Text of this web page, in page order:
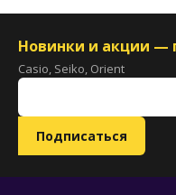
Новинки и акции —
Casio, Seiko, Orient